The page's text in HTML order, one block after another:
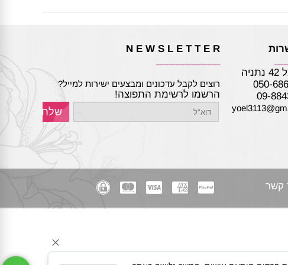
050-
N E W S L E T T E R
רוצים לקבל עדכונים ומבצעים ישירות למייל?
הרשמו לרשימת התפוצה!
קשר